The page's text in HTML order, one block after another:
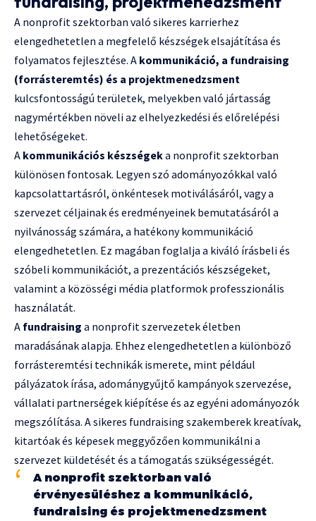
A nonprofit szektorban való sikeres karrierhez
elengedhetetlen a megfelelő készségek elsajátítása és
folyamatos fejlesztése. A kommunikáció, a fundraising
(forrásteremtés) és a projektmenedzsment
kulcsfontosságú területek, melyekben való jártasság
nagymértékben növeli az elhelyezkedési és előrelépési
lehetőségeket.
A kommunikációs készségeka nonprofit szektorban
különösen fontosak. Legyen szó adományozókkal való
kapcsolattartásról, önkéntesek motiválásáról, vagy a
szervezet céljainak és eredményeinek bemutatásáról a
nyilvánosság számára, a hatékony kommunikáció
elengedhetetlen. Ez magában foglalja a kiváló írásbeli és
szóbeli kommunikációt, a prezentációs készségeket,
valamint a közösségi média platformok professzionális
használatát.
A fundraising a nonprofit szervezetek életben
maradásának alapja. Ehhez elengedhetetlen a különböző
forrásteremtési technikák ismerete, mint például
pályázatok írása, adománygyűjtő kampányok szervezése,
vállalati partnerségek kiépítése és az egyéni adományozók
megszólítása. A sikeres fundraising szakemberek kreatívak,
kitartóak és képesek meggyőzően kommunikálni a
szervezet küldetését és a támogatás szükségességét.
A nonprofit szektorban való
érvényesüléshez a kommunikáció,
fundraising és projektmenedzsment